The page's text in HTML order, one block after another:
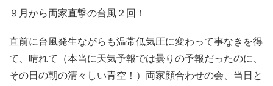
９月から両家直撃の台風２回！
直前に台風発生ながらも温帯低気圧に変わって事なきを得
て、晴れて（本当に天気予報では曇りの予報だったのに、
その日の朝の清々しい青空！）両家顔合わせの会、当日と